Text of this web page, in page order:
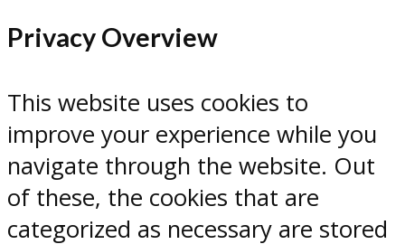
Privacy Overview
This website uses cookies to
improve your experience while you
navigate through the website. Out
of these, the cookies that are
categorized as necessary are stored